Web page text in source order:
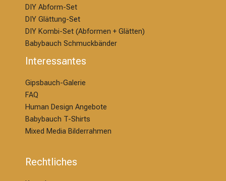
DIY Abform-Set
DIY Glättung-Set
DIY Kombi-Set (Abformen + Glätten)
Babybauch Schmuckbänder
Interessantes
Gipsbauch-Galerie
FAQ
Human Design Angebote
Babybauch T-Shirts
Mixed Media Bilderrahmen
Rechtliches